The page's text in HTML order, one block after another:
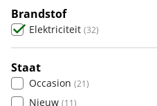
Citroën
Hyundai (703
Kia (2130)
2CV
C-Zero ( 1)
C1 (0)
Brandstof
Elektriciteit (32)
Staat
Occasion (21)
Nieuw (11)